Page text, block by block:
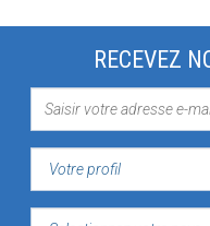
RECEVEZ
VOTRE